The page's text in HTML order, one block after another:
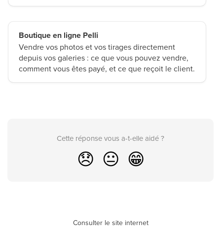
Boutique en ligne Pelli
Vendre vos photos et vos tirages directement
depuis vos galeries : ce que vous pouvez vendre,
comment vous êtes payé, et ce que reçoit le client.
Cette réponse vous a-t-elle aidé ?
😞 😐 😁
Consulter le site internet